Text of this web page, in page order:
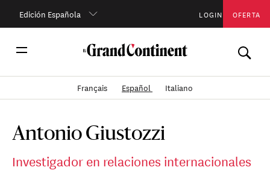
Edición Española LOGIN OFERTA
Français Español Italiano
Antonio Giustozzi
Investigador en relaciones internacionales